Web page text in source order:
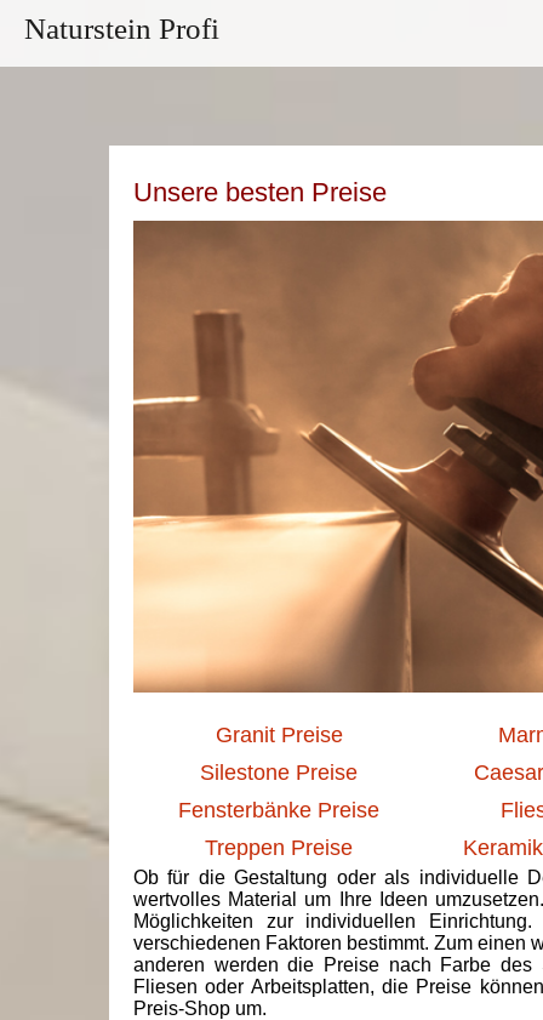
Naturstein Profi
Unsere besten Preise
Granit Preise
Silestone Preise
Fensterbänke Preise
Treppen Preise
Ob für die Gestaltung oder als individuelle
wertvolles Material um Ihre Ideen
Möglichkeiten zur individuellen
verschiedenen Faktoren bestimmt. Zum einen
anderen werden die Preise nach Farbe des
Fliesen oder Arbeitsplatten, die Preise
Preis-Shop um.